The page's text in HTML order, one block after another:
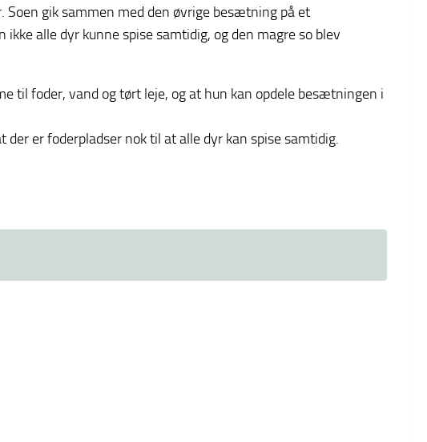
Soen gik sammen med den øvrige besætning på et
alle dyr kunne spise samtidig, og den magre so blev
til foder, vand og tørt leje, og at hun kan opdele besætningen i
er foderpladser nok til at alle dyr kan spise samtidig.